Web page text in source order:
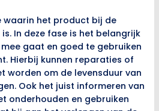
waarin het product bij de
In deze fase is het belangrijk
gaat en goed te gebruiken
Hierbij kunnen reparaties of
worden om de levensduur van
Ook het juist informeren van
onderhouden en gebruiken